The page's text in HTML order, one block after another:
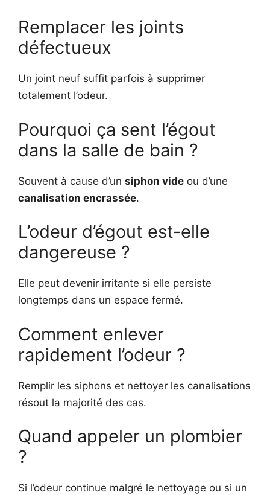
Remplacer les joints
défectueux
Un joint neuf suffit parfois à supprimer
totalement l’odeur.
Pourquoi ça sent l’égout
dans la salle de bain ?
Souvent à cause d’un siphon vide ou d’une
canalisation encrassée.
L’odeur d’égout est-elle
dangereuse ?
Elle peut devenir irritante si elle persiste
longtemps dans un espace fermé.
Comment enlever
rapidement l’odeur ?
Remplir les siphons et nettoyer les canalisations
résout la majorité des cas.
Quand appeler un plombier
?
Si l’odeur continue malgré le nettoyage ou si un